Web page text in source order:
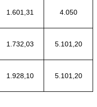
1.601,31 4.050
1.732,03 5.101,20
1.928,10 5.101,20